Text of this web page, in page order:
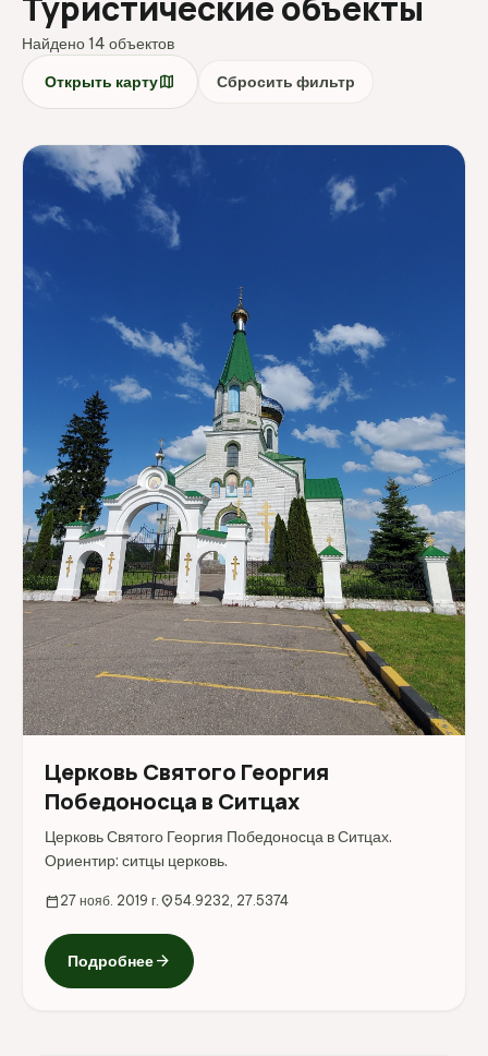
Найдено 14 объектов
Открыть картуmap Сбросить фильтр
Церковь Святого Георгия
Победоносца в Ситцах
Церковь Святого Георгия Победоносца в Ситцах.
Ориентир: ситцы церковь.
calendar_today 27 нояб. 2019 г. location_on54.9232, 27.5374
Подробнееarrow_forward